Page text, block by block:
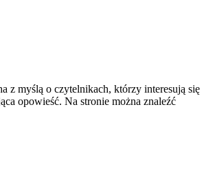
z myślą o czytelnikach, którzy interesują się
opowieść. Na stronie można znaleźć